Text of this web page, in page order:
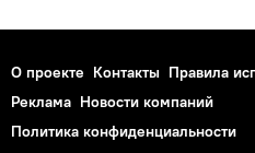
О проекте Контакты Правила
Реклама Новости компаний
Политика конфиденциальности